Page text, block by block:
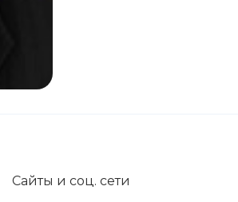
Сайты и соц. сети